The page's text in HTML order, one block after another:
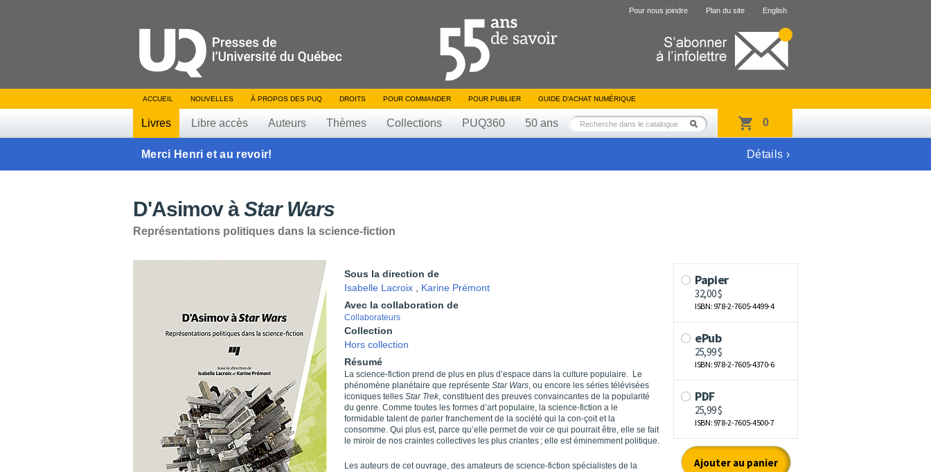
Pour nous joindre Plan du site English
ACCUEIL NOUVELLES À PROPOS DES PUQ DROITS POUR COMMANDER POUR PUBLIER GUIDE D’ACHAT NUMÉRIQUE
Livres Libre accès Auteurs Thèmes Collections PUQ360 50 ans 0
Merci Henri et au revoir! Détails ›
D'Asimov àStar Wars
Représentations politiques dans la science-fiction
Sous la direction de
Isabelle Lacroix
Karine Prémont
Avec la collaboration de
Collaborateurs
Collection
Hors collection
Résumé
La science-fiction prend de plus en plus d’espace dans la culture populaire. Le
phénomène planétaire que représente Star Wars, ou encore les séries télévisées
iconiques telles Star Trek, constituent des preuves convaincantes de la popularité
du genre. Comme toutes les formes d’art populaire, la science-fiction a le
formidable talent de parler franchement de la société qui la con-çoit et la
consomme. Qui plus est, parce qu’elle permet de voir ce qui pourrait être, elle se fait
le miroir de nos craintes collectives les plus criantes ; elle est éminemment politique.
Les auteurs de cet ouvrage, des amateurs de science-fiction spécialistes de la